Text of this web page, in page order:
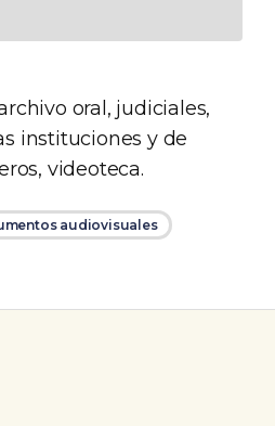
oral, judiciales,
instituciones y de
videoteca.
audiovisuales